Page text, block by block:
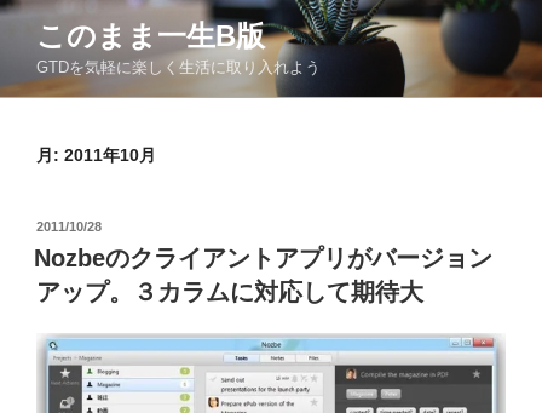
コ
ン
このまま一生Β版
GTDを気軽に楽しく生活に取り入れよう
月: 2011年10月
投
稿
日:
2011/10/28
Nozbeのクライアントアプリがバージョン
アップ。３カラムに対応して期待大